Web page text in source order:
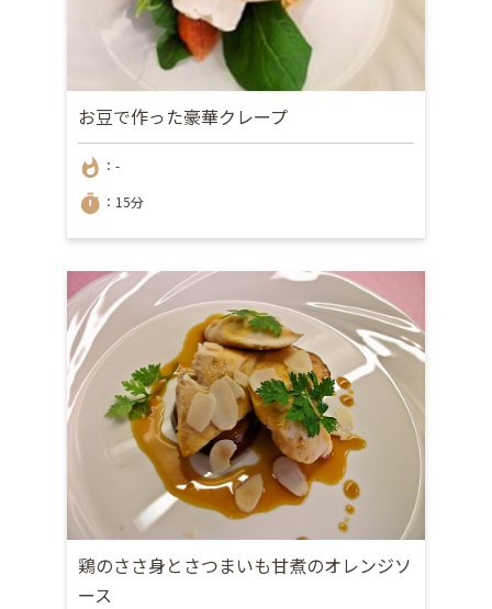
お豆で作った豪華クレープ
whatshot ：-
timer ：15分
鶏のささ身とさつまいも甘煮のオレンジソ
ース